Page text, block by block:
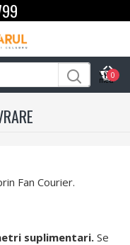
0
Fan Courier.
suplimentari.Se